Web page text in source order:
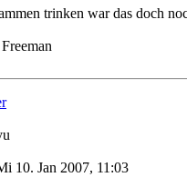
trinken war das doch
10. Jan 2007, 11:03